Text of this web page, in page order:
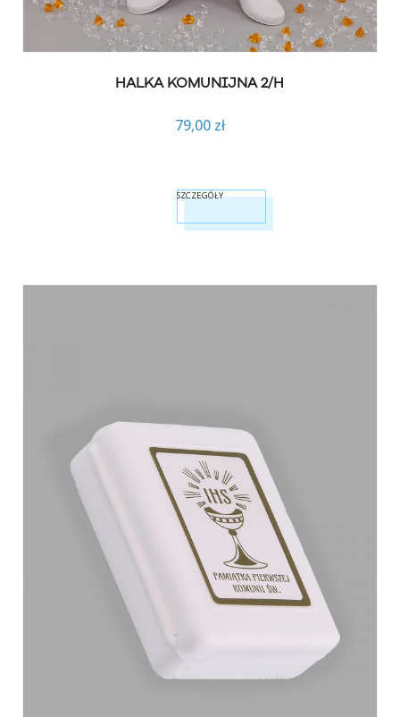
HALKA KOMUNIJNA 2/H
79,00 zł
SZCZEGÓŁY